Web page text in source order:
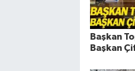
Başkan
Başkan